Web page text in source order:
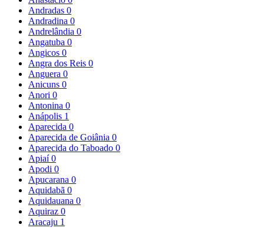
Andradas 0
Andradina 0
Andrelândia 0
Angatuba 0
Angicos 0
Angra dos Reis 0
Anguera 0
Anicuns 0
Anori 0
Antonina 0
Anápolis 1
Aparecida 0
Aparecida de Goiânia 0
Aparecida do Taboado 0
Apiaí0
Apodi 0
Apucarana 0
Aquidabã 0
Aquidauana 0
Aquiraz 0
Aracaju 1